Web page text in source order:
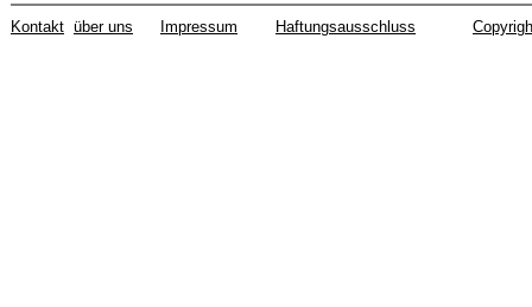
Kontakt über uns Impressum Haftungsausschluss